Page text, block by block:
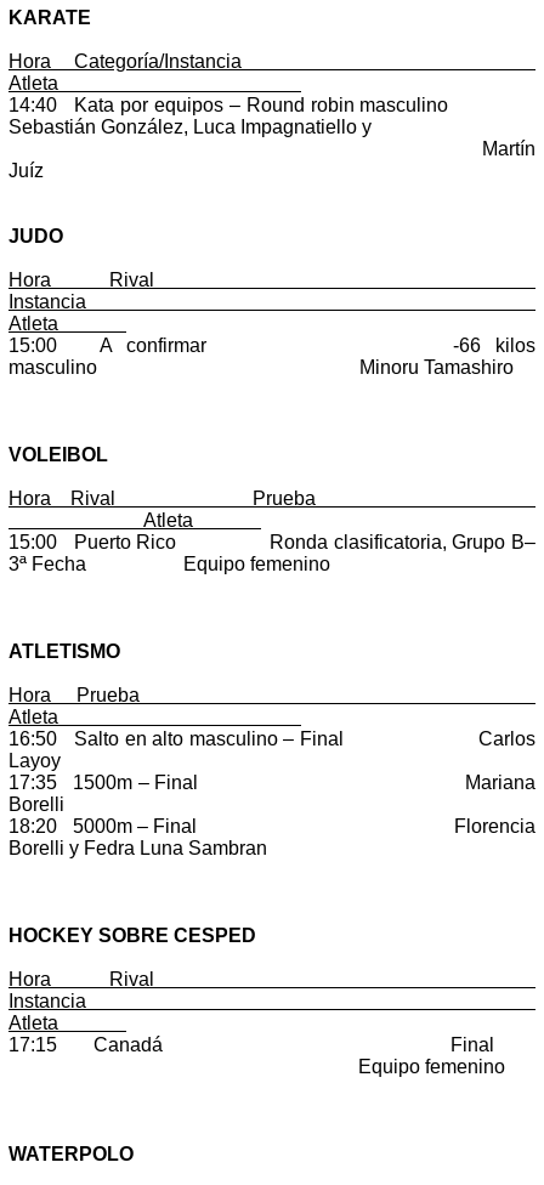
KARATE
Hora Categoría/Instancia
Atleta
14:40 Kata por equipos – Round robin masculino
Sebastián González, Luca Impagnatiello y
Martín
Juíz
JUDO
Hora Rival
Instancia
Atleta
15:00 A confirmar -66 kilos
masculino Minoru Tamashiro
VOLEIBOL
Hora Rival Prueba
Atleta
15:00 Puerto Rico Ronda clasificatoria, Grupo B–
3ª Fecha Equipo femenino
ATLETISMO
Hora Prueba
Atleta
16:50 Salto en alto masculino – Final Carlos
Layoy
17:35 1500m – Final Mariana
Borelli
18:20 5000m – Final Florencia
Borelli y Fedra Luna Sambran
HOCKEY SOBRE CESPED
Hora Rival
Instancia
Atleta
17:15 Canadá Final
Equipo femenino
WATERPOLO